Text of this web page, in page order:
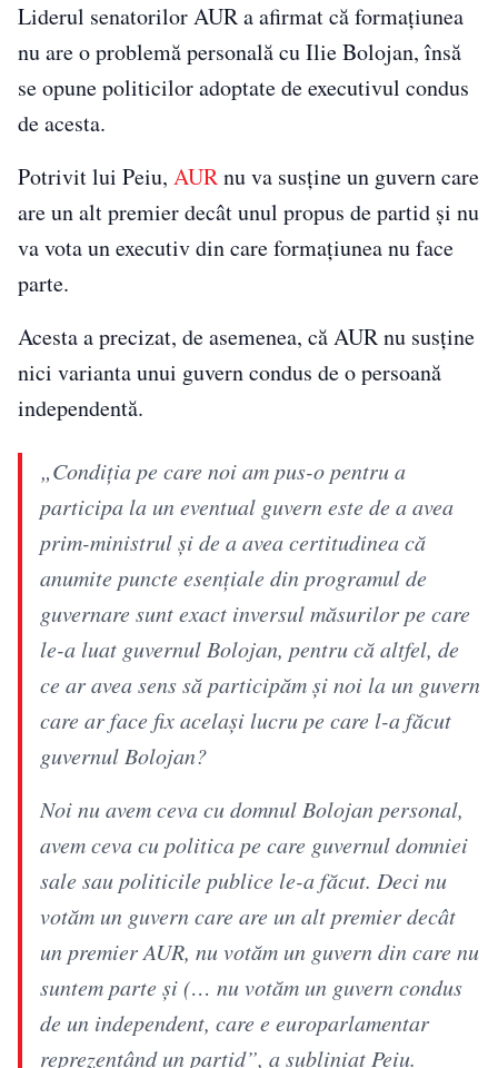
Liderul senatorilor AUR a afirmat că formațiunea
nu are o problemă personală cu Ilie Bolojan, însă
se opune politicilor adoptate de executivul condus
de acesta.
Potrivit lui Peiu, AURnu va susține un guvern care
are un alt premier decât unul propus de partid și nu
va vota un executiv din care formațiunea nu face
parte.
Acesta a precizat, de asemenea, că AUR nu susține
nici varianta unui guvern condus de o persoană
independentă.
„Condiţia pe care noi am pus-o pentru a
participa la un eventual guvern este de a avea
prim-ministrul şi de a avea certitudinea că
anumite puncte esenţiale din programul de
guvernare sunt exact inversul măsurilor pe care
le-a luat guvernul Bolojan, pentru că altfel, de
ce ar avea sens să participăm şi noi la un guvern
care ar face fix acelaşi lucru pe care l-a făcut
guvernul Bolojan?
Noi nu avem ceva cu domnul Bolojan personal,
avem ceva cu politica pe care guvernul domniei
sale sau politicile publice le-a făcut. Deci nu
votăm un guvern care are un alt premier decât
un premier AUR, nu votăm un guvern din care nu
suntem parte şi (… nu votăm un guvern condus
de un independent, care e europarlamentar
reprezentând un partid”, a subliniat Peiu.